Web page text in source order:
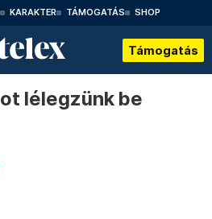
KARAKTER TÁMOGATÁS SHOP
Támogatás
lélegzünk be